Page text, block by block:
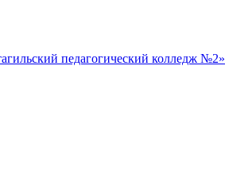
педагогический колледж №2»